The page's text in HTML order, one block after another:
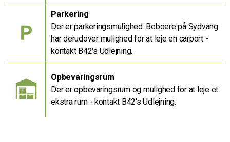
Parkering
Der er parkeringsmulighed. Beboere på Sydvang
har derudover mulighed for at leje en carport -
kontakt B42's Udlejning.
Opbevaringsrum
Der er opbevaringsrum og mulighed for at leje et
ekstra rum - kontakt B42's Udlejning.